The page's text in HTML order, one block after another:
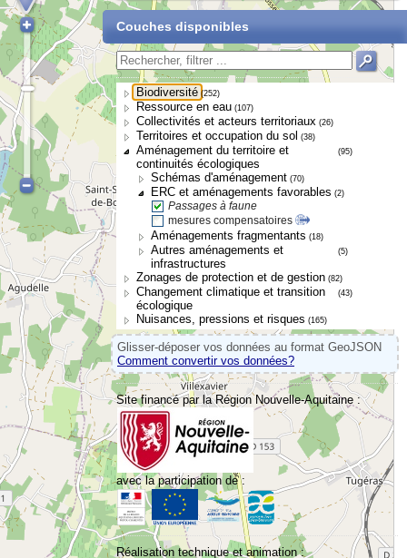
Couches disponibles
Biodiversité (252)
Ressource en eau (107)
Collectivités et acteurs territoriaux (26)
Territoires et occupation du sol (38)
Aménagement du territoire et
continuités écologiques
(95)
Schémas d'aménagement (70)
ERC et aménagements favorables (2)
Passages à faune
mesures compensatoires
Aménagements fragmentants (18)
Autres aménagements et
infrastructures
(5)
Zonages de protection et de gestion (82)
Changement climatique et transition
écologique
(43)
Nuisances, pressions et risques (165)
Glisser-déposer vos données au format GeoJSON
Comment convertir vos données?
Site financé par la Région Nouvelle-Aquitaine :
avec la participation de :
Réalisation technique et animation :